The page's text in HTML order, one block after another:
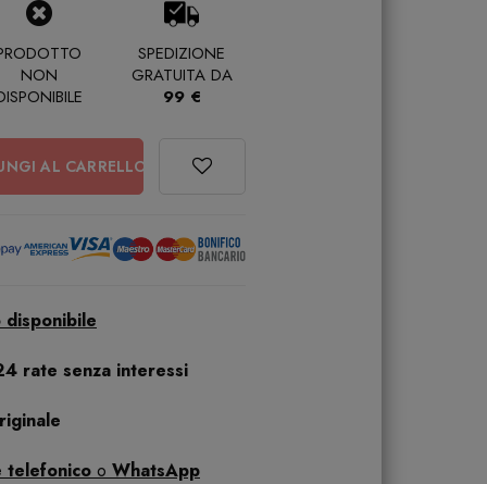
NON
SPEDIZIONE
GRATUITA DA
99 €
AL CARRELLO
disponibile
rate senza interessi
telefonico o WhatsApp